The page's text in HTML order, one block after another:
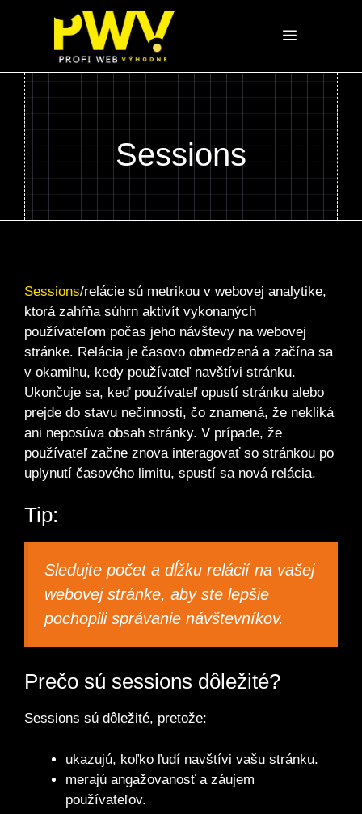
Menu
Sessions
Sessions/relácie sú metrikou v webovej analytike,
ktorá zahŕňa súhrn aktivít vykonaných
používateľom počas jeho návštevy na webovej
stránke. Relácia je časovo obmedzená a začína sa
v okamihu, kedy používateľ navštívi stránku.
Ukončuje sa, keď používateľ opustí stránku alebo
prejde do stavu nečinnosti, čo znamená, že nekliká
ani neposúva obsah stránky. V prípade, že
používateľ začne znova interagovať so stránkou po
uplynutí časového limitu, spustí sa nová relácia.
Tip:
Sledujte počet a dĺžku relácií na vašej
webovej stránke, aby ste lepšie
pochopili správanie návštevníkov.
Prečo sú sessions dôležité?
Sessions sú dôležité, pretože:
ukazujú, koľko ľudí navštívi vašu stránku.
merajú angažovanosť a záujem
používateľov.